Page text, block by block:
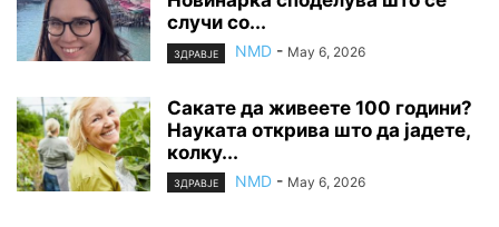
случи со...
ЗДРАВЈЕ NMD - May 6, 2026
Сакате да живеете 100 години?
Науката открива што да јадете,
колку...
ЗДРАВЈЕ NMD - May 6, 2026